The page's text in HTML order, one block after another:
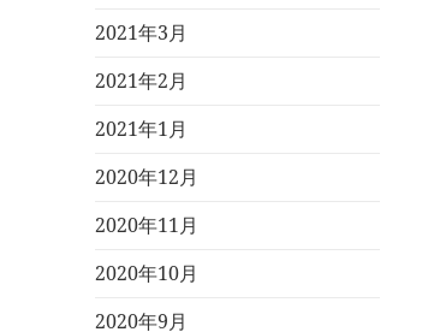
2021年3月
2021年2月
2021年1月
2020年12月
2020年11月
2020年10月
2020年9月